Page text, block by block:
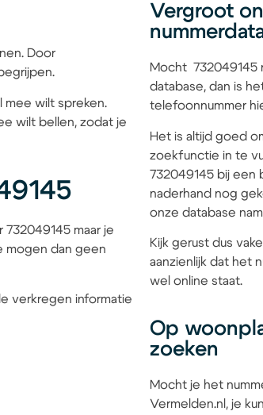
Door
mee wilt spreken.
wilt bellen, zodat je
maar je
mogen dan geen
verkregen informatie
Vergroot
Mocht 732049145
database, dan is
telefoonnummer
Het is altijd goed
zoekfunctie in te
732049145 bij een
naderhand nog
onze database
Kijk gerust dus
aanzienlijk dat het
wel online staat.
Op
zoeken
Mocht je het
Vermelden.nl, je